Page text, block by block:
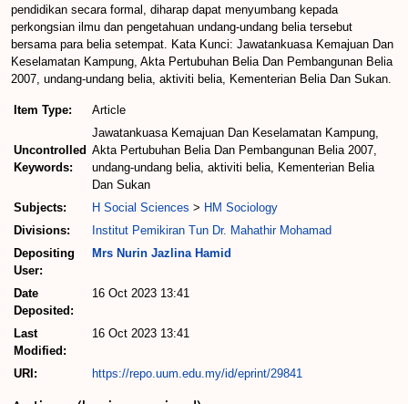
pendidikan secara formal, diharap dapat menyumbang kepada
perkongsian ilmu dan pengetahuan undang-undang belia tersebut
bersama para belia setempat. Kata Kunci: Jawatankuasa Kemajuan Dan
Keselamatan Kampung, Akta Pertubuhan Belia Dan Pembangunan Belia
2007, undang-undang belia, aktiviti belia, Kementerian Belia Dan Sukan.
Item Type: Article
Uncontrolled
Keywords:
Jawatankuasa Kemajuan Dan Keselamatan Kampung,
Akta Pertubuhan Belia Dan Pembangunan Belia 2007,
undang-undang belia, aktiviti belia, Kementerian Belia
Dan Sukan
Subjects:
H Social Sciences > HM Sociology
Divisions:
Institut Pemikiran Tun Dr. Mahathir Mohamad
Depositing
User:
Mrs Nurin Jazlina Hamid
Date
Deposited:
16 Oct 2023 13:41
Last
Modified:
16 Oct 2023 13:41
URI: https://repo.uum.edu.my/id/eprint/29841